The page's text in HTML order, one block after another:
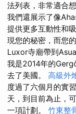
法列表，非常適合
我們還展示了像
提供更多互動性和
現您的秘密，而您
Luxor寺廟帶到
我是2014年的
去了美國。 高級外
度過了六個月的實習
天，到目前為止，
一項計劃。 竹東整